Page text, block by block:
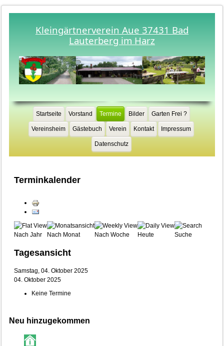
Kleingärtnerverein Aue 37431 Bad
Lauterberg im Harz
Startseite Vorstand Termine Bilder Garten Frei ?
Vereinsheim Gästebuch Verein Kontakt Impressum
Datenschutz
Terminkalender
Nach Jahr Nach Monat Nach Woche Heute Suche
Tagesansicht
Samstag, 04. Oktober 2025
04. Oktober 2025
Keine Termine
Neu hinzugekommen